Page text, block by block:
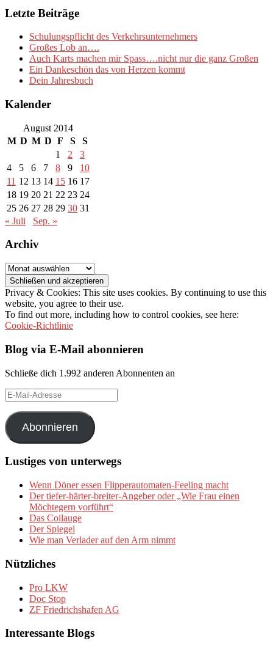
Letzte Beiträge
Schulungspflicht des Verkehrsunternehmers
Großes Lob an….
Auch Karts machen mir Spass….nicht nur die ganz Großen
Ein Dankeschön das von Herzen kommt
Dein Jahresbuch
Kalender
August 2014
M D M D F S
S
1
2
3
4
5 6 7 8 9
10
11 12 13 14 15 16 17
18 19 20 21 22 23 24
25 26 27 28 29 30 31
« Juli
Sep. »
Archiv
Archiv
Privacy & Cookies: This site uses cookies. By continuing to use this
website, you agree to their use.
To find out more, including how to control cookies, see here:
Cookie-Richtlinie
Blog via E-Mail abonnieren
Schließe dich 1.992 anderen Abonnenten an
E-
Mail-
Adresse
Abonnieren
Lustiges von unterwegs
Wenn Döner essen Flipperautomaten-Feeling macht
Der tiefer-härter-breiter-Angeber oder „Wie Frau einen
Möchtegern vorführt“
Das Coilauge
Der Spiegel
Wie man Verlader auf den Arm nimmt
Nützliches
Pro LKW
Doc Stop
ZF Friedrichshafen AG
Interessante Blogs